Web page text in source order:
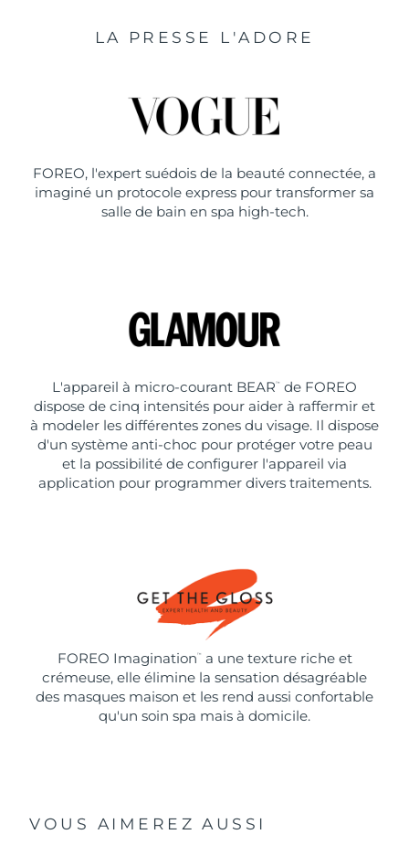
LA PRESSE L'ADORE
FOREO, l'expert suédois de la beauté connectée, a
imaginé un protocole express pour transformer sa
salle de bain en spa high-tech.
L'appareil à micro-courant BEAR ™
de FOREO
dispose de cinq intensités pour aider à raffermir et
à modeler les différentes zones du visage. Il dispose
d'un système anti-choc pour protéger votre peau
et la possibilité de configurer l'appareil via
application pour programmer divers traitements.
FOREO Imagination ™
a une texture riche et
crémeuse, elle élimine la sensation désagréable
des masques maison et les rend aussi confortable
qu'un soin spa mais à domicile.
VOUS AIMEREZ AUSSI